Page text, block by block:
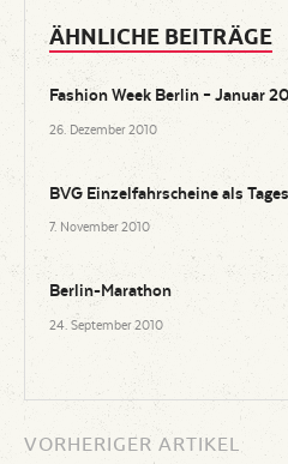
ÄHNLICHE BEITRÄGE
Fashion Week Berlin – Januar
26. Dezember 2010
BVG Einzelfahrscheine als
7. November 2010
Berlin-Marathon
24. September 2010
VORHERIGER ARTIKEL